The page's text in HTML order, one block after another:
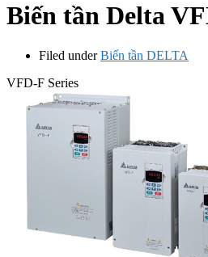
Biến tần Delta
Filed underBiến tần DELTA
VFD-F Series